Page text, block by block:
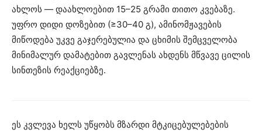
ახლოს — დაახლოებით 15–25 გრამი თითო კვებაზე.
უფრო დიდი დოზებით (≥30–40 გ), ამინომჟავების
მიწოდება უკვე გაჯერებულია და ცხიმის შემცველობა
მინიმალურ დამატებით გავლენას ახდენს მწვავე ცილის
სინთეზის რეაქციებზე.
ეს კვლევა ხელს უწყობს მზარდი მტკიცებულებების